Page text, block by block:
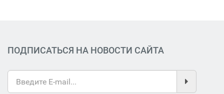
ПОДПИСАТЬСЯ НА НОВОСТИ САЙТА